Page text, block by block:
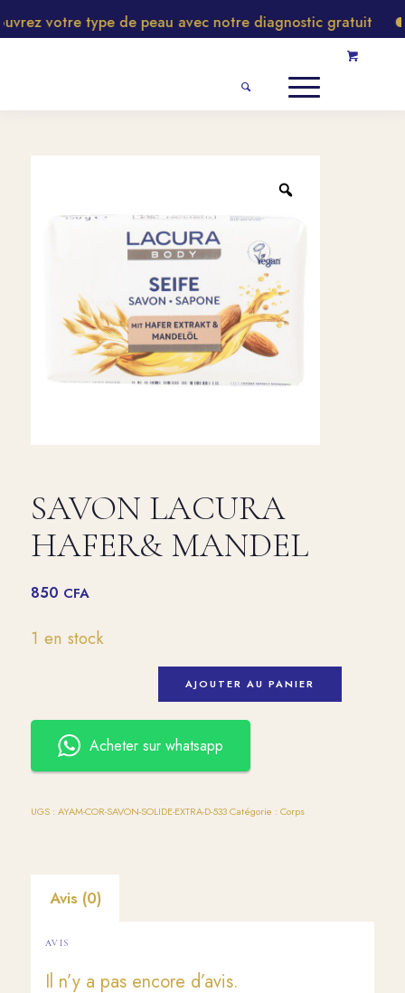
votre type de peau avec notre diagnostic gratuit
SAVON LACURA
HAFER& MANDEL
850 CFA
1 en stock
AJOUTER AU PANIER
Acheter sur whatsapp
UGS : AYAM-COR-SAVON-SOLIDE-EXTRA-D-533 Catégorie : Corps
Avis (0)
AVIS
Il n’y a pas encore d’avis.